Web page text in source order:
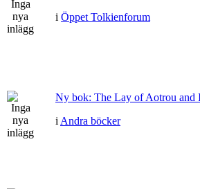
i Öppet Tolkienforum
Ny bok: The Lay of Aotrou and
i Andra böcker